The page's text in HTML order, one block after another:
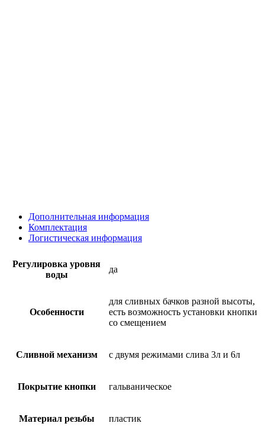
Дополнительная информация
Комплектация
Логистическая информация
Регулировка уровня
воды
да
Особенности
для сливных бачков разной высоты,
есть возможность установки кнопки
со смещением
Сливной механизм с двумя режимами слива 3л и 6л
Покрытие кнопки гальваническое
Материал резьбы пластик